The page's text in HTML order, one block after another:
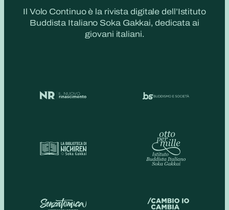
Il Volo Continuo è la rivista digitale dell’Istituto
Buddista Italiano Soka Gakkai, dedicata ai
giovani italiani.